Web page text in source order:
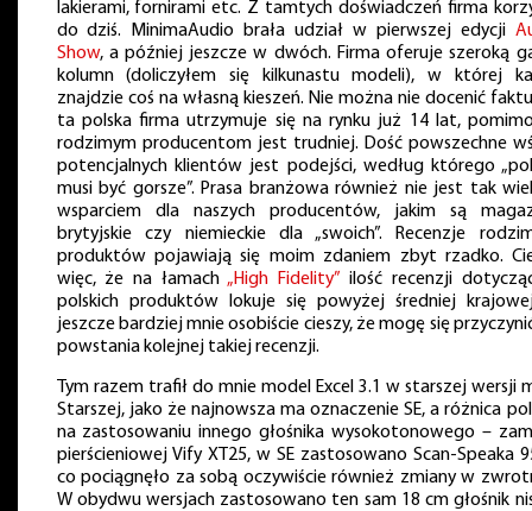
lakierami, fornirami etc. Z tamtych doświadczeń firma
do dziś. MinimaAudio brała udział w pierwszej edycji
Show, a później jeszcze w dwóch. Firma oferuje szeroką
kolumn (doliczyłem się kilkunastu modeli), w której
znajdzie coś na własną kieszeń. Nie można nie docenić
ta polska firma utrzymuje się na rynku już 14 lat,
rodzimym producentom jest trudniej. Dość powszechne
potencjalnych klientów jest podejści, według którego
musi być gorsze”. Prasa branżowa również nie jest tak
wsparciem dla naszych producentów, jakim są
brytyjskie czy niemieckie dla „swoich”. Recenzje
produktów pojawiają się moim zdaniem zbyt rzadko.
więc, że na łamach „High Fidelity”ilość recenzji
polskich produktów lokuje się powyżej średniej
jeszcze bardziej mnie osobiście cieszy, że mogę się
powstania kolejnej takiej recenzji.
Tym razem trafił do mnie model Excel 3.1 w starszej wersji
Starszej, jako że najnowsza ma oznaczenie SE, a różnica
na zastosowaniu innego głośnika wysokotonowego –
pierścieniowej Vify XT25, w SE zastosowano Scan-Speaka
co pociągnęło za sobą oczywiście również zmiany w
W obydwu wersjach zastosowano ten sam 18 cm głośnik